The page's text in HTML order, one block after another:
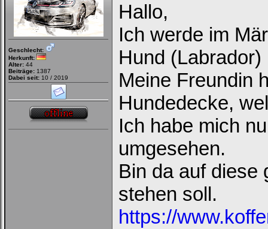
Geschlecht:
Herkunft:
Alter: 44
Beiträge: 1387
Dabei seit: 10 / 2019
Hallo,
Ich werde im
Hund (Labrador)
Meine Freundin
Hundedecke,
Ich habe mich
umgesehen.
Bin da auf diese
stehen soll.
https://